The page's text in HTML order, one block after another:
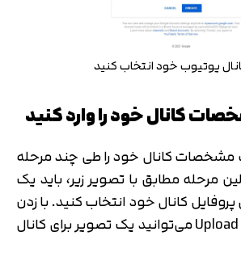
یوتیوب خود انتخاب کنید
کانال خود را وارد کنید
مشخصات کانال خود را طی چند مرحله
مرحله مطابق با تصویر زیر، باید یک
کانال خود انتخاب کنید. با زدن
روی دکمه Upload Picture می‌توانید یک تصویر برای کانال